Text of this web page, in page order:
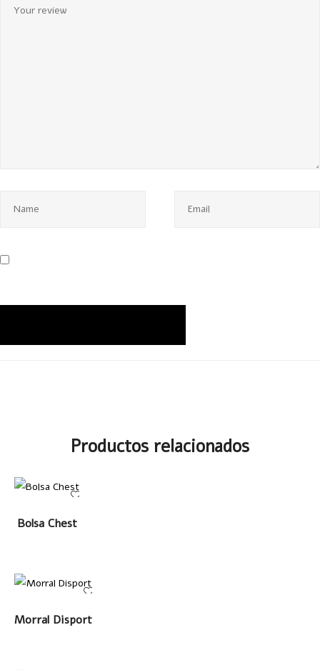
Productos relacionados
LEER MÁS
Bolsa Chest
LEER MÁS
Morral Disport